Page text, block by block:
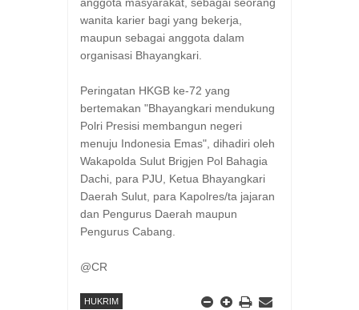
wanita karier bagi yang bekerja,
maupun sebagai anggota dalam
organisasi Bhayangkari.
Peringatan HKGB ke-72 yang
bertemakan "Bhayangkari mendukung
Polri Presisi membangun negeri
menuju Indonesia Emas", dihadiri oleh
Wakapolda Sulut Brigjen Pol Bahagia
Dachi, para PJU, Ketua Bhayangkari
Daerah Sulut, para Kapolres/ta jajaran
dan Pengurus Daerah maupun
Pengurus Cabang.
@CR
HUKRIM